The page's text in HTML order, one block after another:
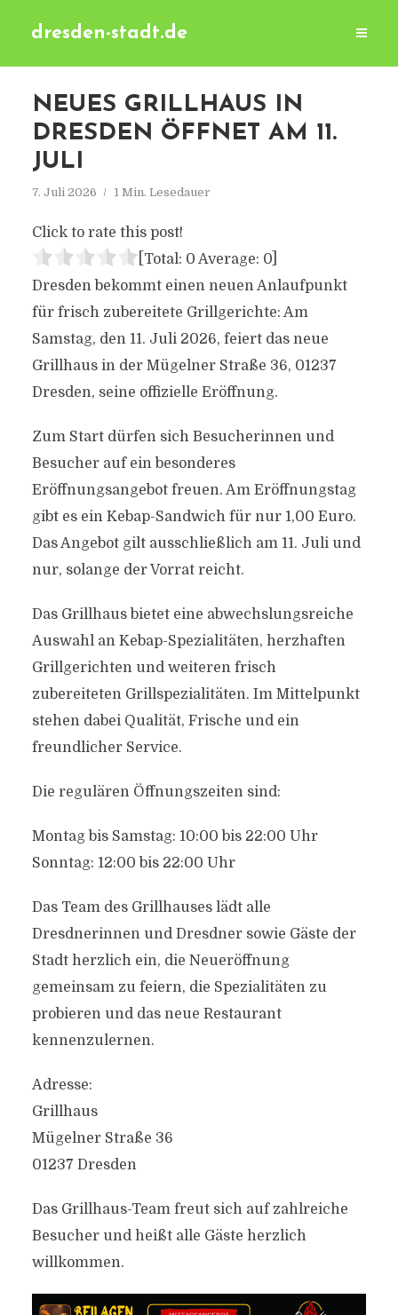
dresden-stadt.de
NEUES GRILLHAUS IN
DRESDEN ÖFFNET AM 11.
JULI
7. Juli 2026 1 Min. Lesedauer
Click to rate this post!
[Total: 0 Average: 0]
Dresden bekommt einen neuen Anlaufpunkt
für frisch zubereitete Grillgerichte: Am
Samstag, den 11. Juli 2026, feiert das neue
Grillhaus in der Mügelner Straße 36, 01237
Dresden, seine offizielle Eröffnung.
Zum Start dürfen sich Besucherinnen und
Besucher auf ein besonderes
Eröffnungsangebot freuen. Am Eröffnungstag
gibt es ein Kebap-Sandwich für nur 1,00 Euro.
Das Angebot gilt ausschließlich am 11. Juli und
nur, solange der Vorrat reicht.
Das Grillhaus bietet eine abwechslungsreiche
Auswahl an Kebap-Spezialitäten, herzhaften
Grillgerichten und weiteren frisch
zubereiteten Grillspezialitäten. Im Mittelpunkt
stehen dabei Qualität, Frische und ein
freundlicher Service.
Die regulären Öffnungszeiten sind:
Montag bis Samstag: 10:00 bis 22:00 Uhr
Sonntag: 12:00 bis 22:00 Uhr
Das Team des Grillhauses lädt alle
Dresdnerinnen und Dresdner sowie Gäste der
Stadt herzlich ein, die Neueröffnung
gemeinsam zu feiern, die Spezialitäten zu
probieren und das neue Restaurant
kennenzulernen.
Adresse:
Grillhaus
Mügelner Straße 36
01237 Dresden
Das Grillhaus-Team freut sich auf zahlreiche
Besucher und heißt alle Gäste herzlich
willkommen.